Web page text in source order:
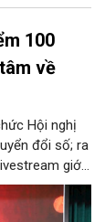
100
về
Hội nghị
đổi số; ra
giới
kiến trúc